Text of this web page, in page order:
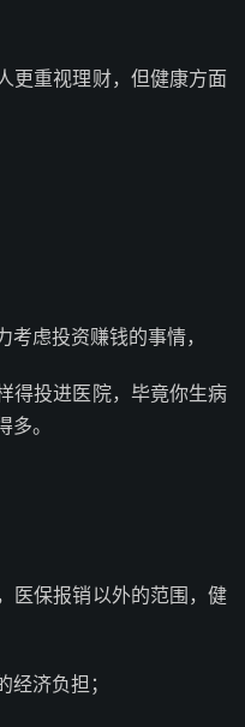
更重视理财，但健康方面
虑投资赚钱的事情，
得投进医院，毕竟你生病
。
医保报销以外的范围，健
济负担；